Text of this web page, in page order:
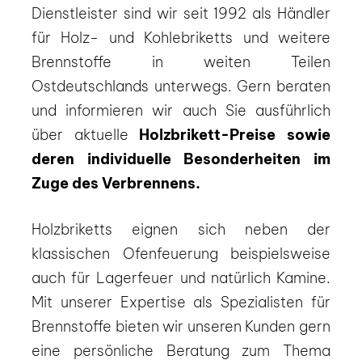
Dienstleister sind wir seit 1992 als Händler
für Holz- und Kohlebriketts und weitere
Brennstoffe in weiten Teilen
Ostdeutschlands unterwegs. Gern beraten
und informieren wir auch Sie ausführlich
über aktuelle Holzbrikett-Preise sowie
deren individuelle Besonderheiten im
Zuge des Verbrennens.
Holzbriketts eignen sich neben der
klassischen Ofenfeuerung beispielsweise
auch für Lagerfeuer und natürlich Kamine.
Mit unserer Expertise als Spezialisten für
Brennstoffe bieten wir unseren Kunden gern
eine persönliche Beratung zum Thema